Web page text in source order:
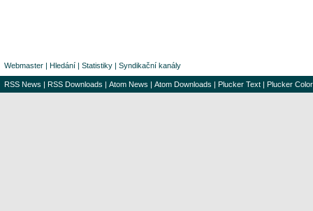
Webmaster | Hledání | Statistiky | Syndikační kanály
RSS News | RSS Downloads | Atom News | Atom Downloads | Plucker Text | Plucker Color